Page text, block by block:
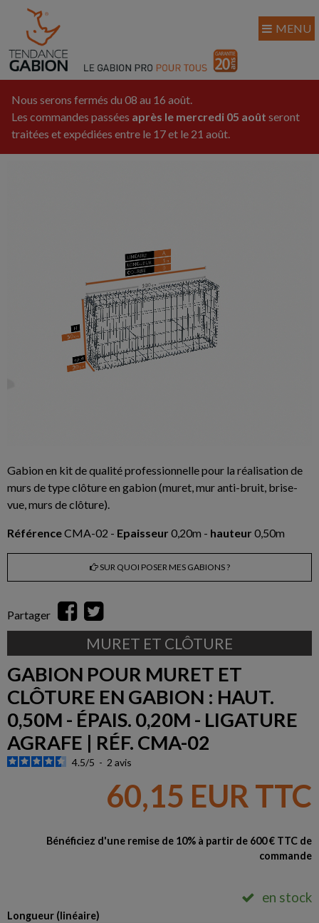
Nous serons fermés du 08 au 16 août.
Les commandes passées après le mercredi 05 août seront
traitées et expédiées entre le 17 et le 21 août.
Gabion en kit de qualité professionnelle pour la réalisation de
murs de type clôture en gabion (muret, mur anti-bruit, brise-
vue, murs de clôture).
RéférenceCMA-02 - Epaisseur 0,20m - hauteur 0,50m
SUR QUOI POSER MES GABIONS ?
Partager
MURET ET CLÔTURE
GABION POUR MURET ET
CLÔTURE EN GABION : HAUT.
0,50M - ÉPAIS. 0,20M - LIGATURE
AGRAFE | RÉF. CMA-02
4.5/5 - 2 avis
60,15 EUR TTC
Bénéficiez d'une remise de 10% à partir de 600 € TTC de
commande
en stock
Longueur (linéaire)
MENU